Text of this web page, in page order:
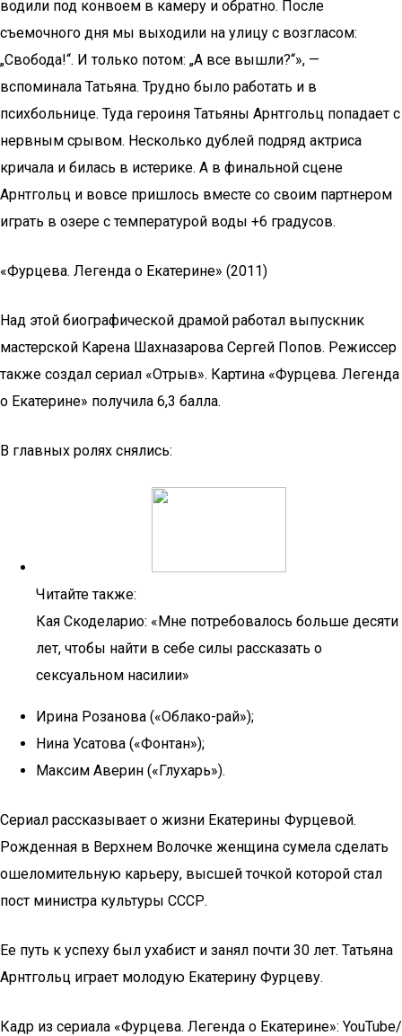
водили под конвоем в камеру и обратно. После
съемочного дня мы выходили на улицу с возгласом:
„Свобода!“. И только потом: „А все вышли?“», —
вспоминала Татьяна. Трудно было работать и в
психбольнице. Туда героиня Татьяны Арнтгольц попадает с
нервным срывом. Несколько дублей подряд актриса
кричала и билась в истерике. А в финальной сцене
Арнтгольц и вовсе пришлось вместе со своим партнером
играть в озере с температурой воды +6 градусов.
«Фурцева. Легенда о Екатерине» (2011)
Над этой биографической драмой работал выпускник
мастерской Карена Шахназарова Сергей Попов. Режиссер
также создал сериал «Отрыв». Картина «Фурцева. Легенда
о Екатерине» получила 6,3 балла.
В главных ролях снялись:
Читайте также:
Кая Скоделарио: «Мне потребовалось больше десяти
лет, чтобы найти в себе силы рассказать о
сексуальном насилии»
Ирина Розанова («Облако-рай»);
Нина Усатова («Фонтан»);
Максим Аверин («Глухарь»).
Сериал рассказывает о жизни Екатерины Фурцевой.
Рожденная в Верхнем Волочке женщина сумела сделать
ошеломительную карьеру, высшей точкой которой стал
пост министра культуры СССР.
Ее путь к успеху был ухабист и занял почти 30 лет. Татьяна
Арнтгольц играет молодую Екатерину Фурцеву.
Кадр из сериала «Фурцева. Легенда о Екатерине»: YouTube/